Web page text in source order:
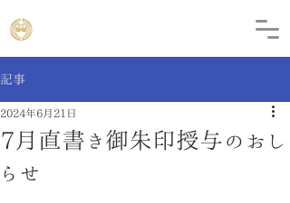
記事
7月直書き御朱印授与のおし
らせ
2024年6月21日